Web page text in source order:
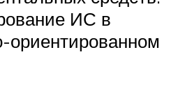
ИС в
ориентированном